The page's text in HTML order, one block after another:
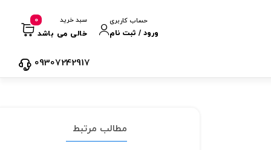
حساب کاربری
ورود / ثبت نام
سبد خرید
خالی می باشد
0
09307242917
مطالب مرتبط